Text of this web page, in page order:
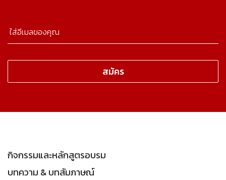
กิจกรรมและหลักสูตรอบรม
บทความ & บทสัมภาษณ์